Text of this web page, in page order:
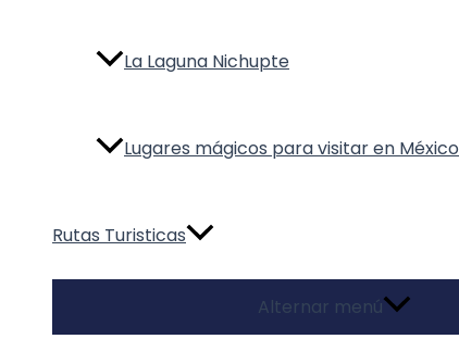
La Laguna Nichupte
Lugares mágicos para visitar en México
Rutas Turisticas
Alternar menú